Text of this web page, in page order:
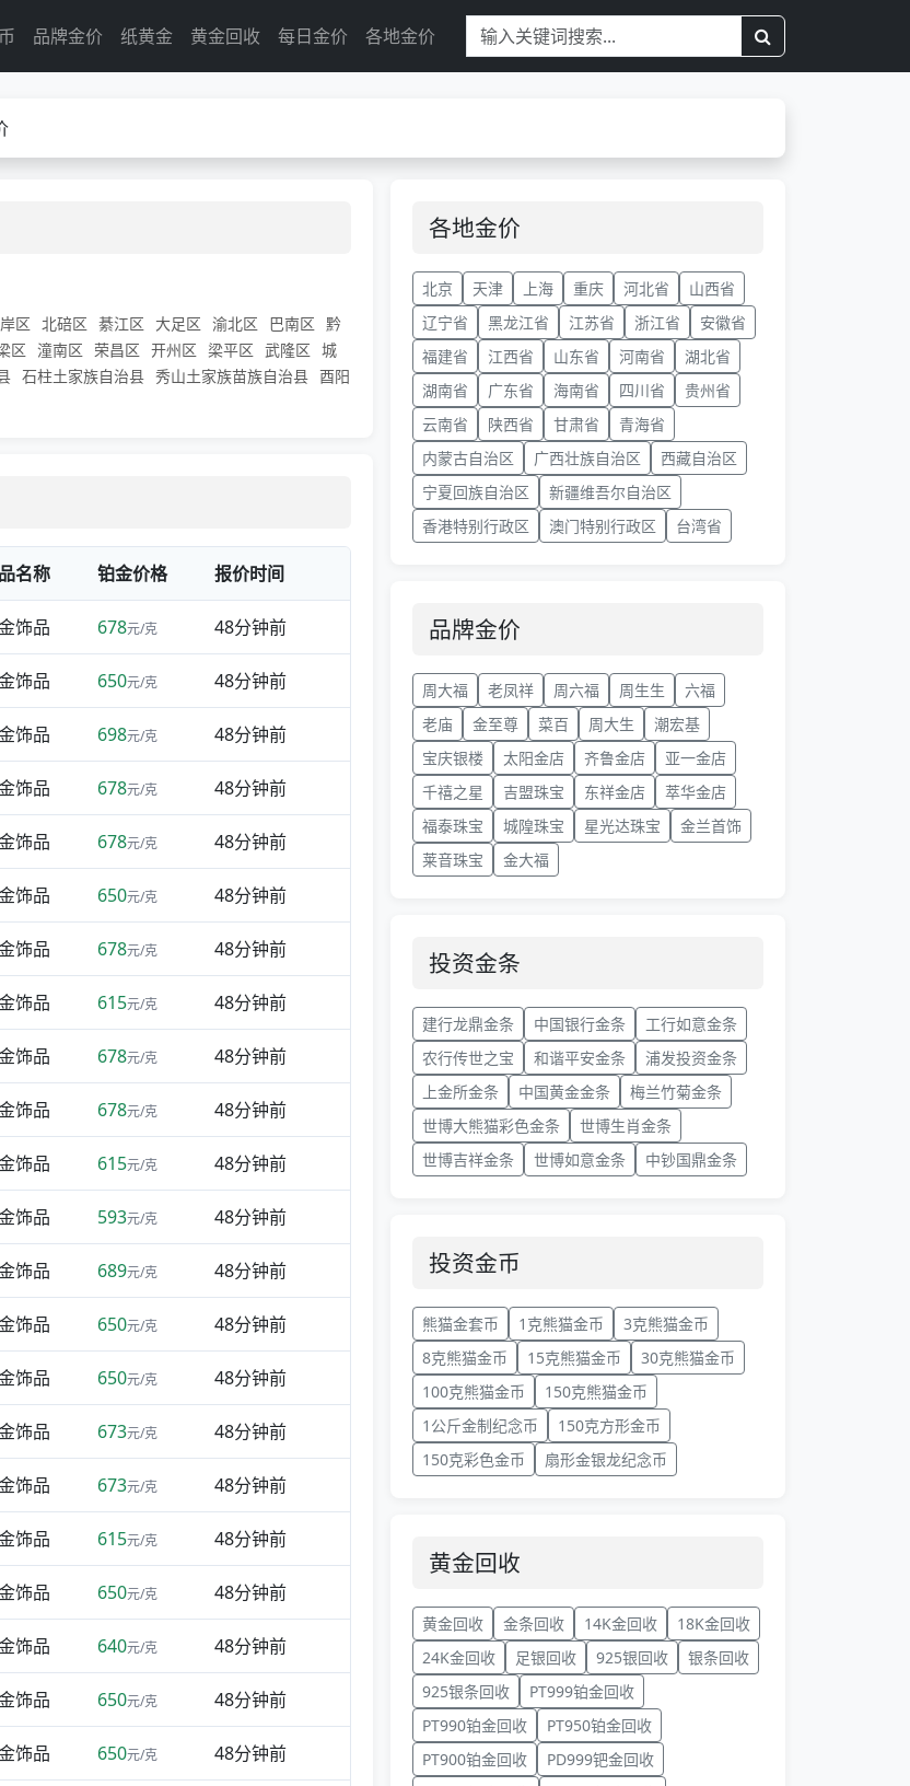
品牌金价 纸黄金 黄金回收 每日金价 各地金价
区 北碚区 綦江区 大足区 渝北区 巴南区 黔
区 潼南区 荣昌区 开州区 梁平区 武隆区 城
石柱土家族自治县 秀山土家族苗族自治县 酉阳
名称 铂金价格 报价时间
饰品 678元/克 48分钟前
饰品 650元/克 48分钟前
饰品 698元/克 48分钟前
饰品 678元/克 48分钟前
饰品 678元/克 48分钟前
饰品 650元/克 48分钟前
饰品 678元/克 48分钟前
饰品 615元/克 48分钟前
饰品 678元/克 48分钟前
饰品 678元/克 48分钟前
饰品 615元/克 48分钟前
饰品 593元/克 48分钟前
饰品 689元/克 48分钟前
饰品 650元/克 48分钟前
饰品 650元/克 48分钟前
饰品 673元/克 48分钟前
饰品 673元/克 48分钟前
饰品 615元/克 48分钟前
饰品 650元/克 48分钟前
饰品 640元/克 48分钟前
饰品 650元/克 48分钟前
饰品 650元/克 48分钟前
各地金价
北京 天津 上海 重庆 河北省
山西省
辽宁省
黑龙江省 江苏省 浙江省
安徽省
福建省
江西省 山东省 河南省
湖北省
湖南省
广东省 海南省 四川省
贵州省
云南省
陕西省 甘肃省
青海省
内蒙古自治区
广西壮族自治区
西藏自治区
宁夏回族自治区
新疆维吾尔自治区
香港特别行政区
澳门特别行政区 台湾省
品牌金价
周大福 老凤祥 周六福 周生生
六福
老庙
金至尊 菜百 周大生
潮宏基
宝庆银楼
太阳金店 齐鲁金店
亚一金店
千禧之星
吉盟珠宝 东祥金店
萃华金店
福泰珠宝
城隍珠宝 星光达珠宝
金兰首饰
莱音珠宝
金大福
投资金条
建行龙鼎金条 中国银行金条
工行如意金条
农行传世之宝
和谐平安金条
浦发投资金条
上金所金条
中国黄金金条
梅兰竹菊金条
世博大熊猫彩色金条
世博生肖金条
世博吉祥金条
世博如意金条 中钞国鼎金条
投资金币
熊猫金套币 1克熊猫金币
3克熊猫金币
8克熊猫金币
15克熊猫金币
30克熊猫金币
100克熊猫金币
150克熊猫金币
1公斤金制纪念币
150克方形金币
150克彩色金币
扇形金银龙纪念币
黄金回收
黄金回收 金条回收 14K金回收
18K金回收
24K金回收
足银回收 925银回收
银条回收
925银条回收
PT999铂金回收
PT990铂金回收
PT950铂金回收
PT900铂金回收
PD999钯金回收